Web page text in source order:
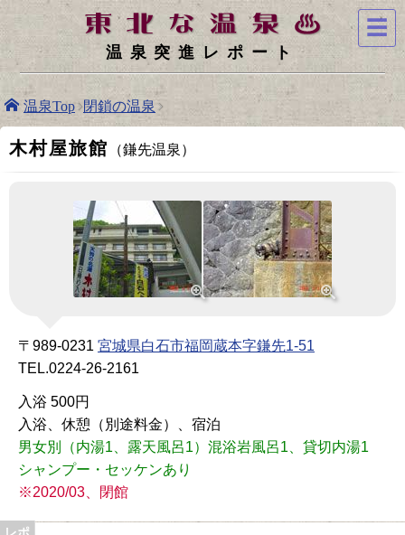
温泉突進レポート
温泉Top 閉鎖の温泉
木村屋旅館 （鎌先温泉）
〒989-0231 宮城県白石市福岡蔵本字鎌先1-51
TEL.0224-26-2161
入浴 500円
入浴、休憩（別途料金）、宿泊
男女別（内湯1、露天風呂1）混浴岩風呂1、貸切内湯1
シャンプー・セッケンあり
※2020/03、閉館
☰